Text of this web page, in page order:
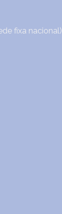
fixa nacional)